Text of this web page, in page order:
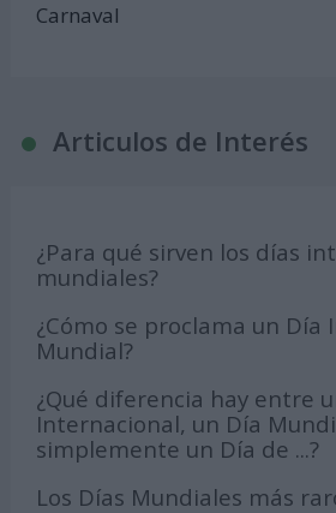
Carnaval
Articulos de Interés
¿Para qué sirven los días
mundiales?
¿Cómo se proclama un Día
Mundial?
¿Qué diferencia hay entre
Internacional, un Día
simplemente un Día de ...?
Los Días Mundiales más